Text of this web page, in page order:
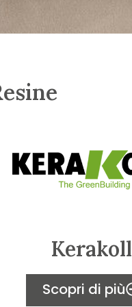
Kerakoll
Scopri di più